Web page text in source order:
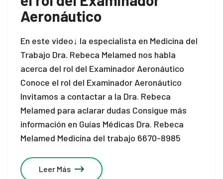
Aeronáutico
En este video↓ la especialista en Medicina del
Trabajo Dra. Rebeca Melamed nos habla
acerca del rol del Examinador Aeronáutico
Conoce el rol del Examinador Aeronáutico
Invitamos a contactar a la Dra. Rebeca
Melamed para aclarar dudas Consigue más
información en Guías Médicas Dra. Rebeca
Melamed Medicina del trabajo 6670-8985
Leer Más